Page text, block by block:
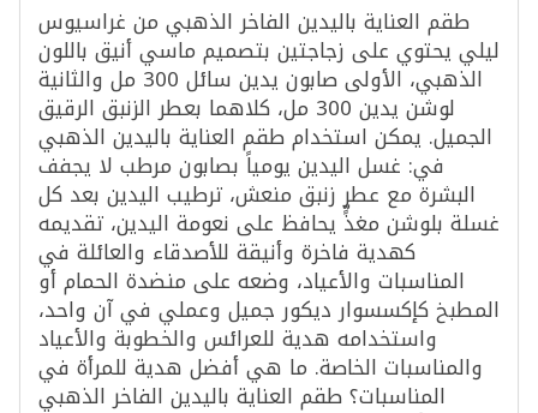
طقم العناية باليدين الفاخر الذهبي من غراسيوس
ليلي يحتوي على زجاجتين بتصميم ماسي أنيق باللون
الذهبي، الأولى صابون يدين سائل 300 مل والثانية
لوشن يدين 300 مل، كلاهما بعطر الزنبق الرقيق
الجميل. يمكن استخدام طقم العناية باليدين الذهبي
في: غسل اليدين يومياً بصابون مرطب لا يجفف
البشرة مع عطر زنبق منعش، ترطيب اليدين بعد كل
غسلة بلوشن مغذٍّ يحافظ على نعومة اليدين، تقديمه
كهدية فاخرة وأنيقة للأصدقاء والعائلة في
المناسبات والأعياد، وضعه على منضدة الحمام أو
المطبخ كإكسسوار ديكور جميل وعملي في آن واحد،
واستخدامه هدية للعرائس والخطوبة والأعياد
والمناسبات الخاصة. ما هي أفضل هدية للمرأة في
المناسبات؟ طقم العناية باليدين الفاخر الذهبي